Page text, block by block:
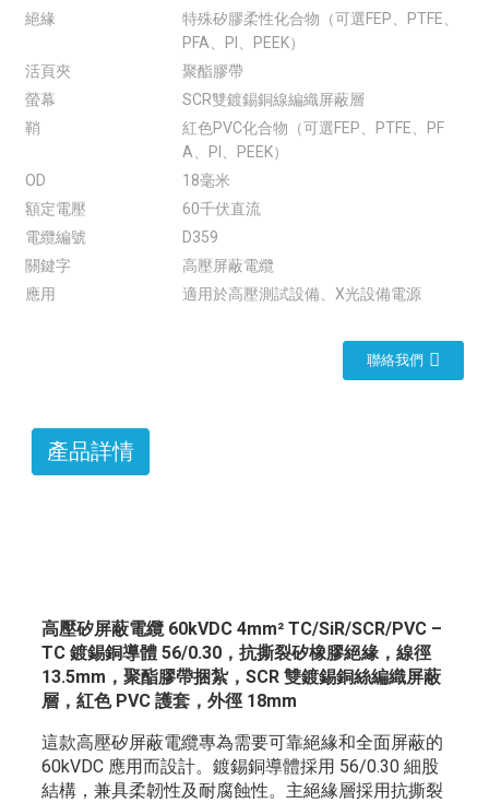
絕緣
特殊矽膠柔性化合物（可選FEP、PTFE、
PFA、PI、PEEK）
活頁夾
聚酯膠帶
螢幕
SCR雙鍍錫銅線編織屏蔽層
鞘
紅色PVC化合物（可選FEP、PTFE、PF
A、PI、PEEK）
OD
18毫米
額定電壓
60千伏直流
電纜編號
D359
關鍵字
高壓屏蔽電纜
應用
適用於高壓測試設備、X光設備電源
聯絡我們
產品詳情
高壓矽屏蔽電纜 60kVDC 4mm² TC/SiR/SCR/PVC –
TC 鍍錫銅導體 56/0.30，抗撕裂矽橡膠絕緣，線徑
13.5mm，聚酯膠帶捆紮，SCR 雙鍍錫銅絲編織屏蔽
層，紅色 PVC 護套，外徑 18mm
這款高壓矽屏蔽電纜專為需要可靠絕緣和全面屏蔽的
60kVDC 應用而設計。鍍錫銅導體採用 56/0.30 細股
結構，兼具柔韌性及耐腐蝕性。主絕緣層採用抗撕裂